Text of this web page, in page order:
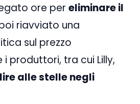
ore per eliminare il
riavviato una
sul prezzo
i produttori, tra cui Lilly,
alle stelle negli